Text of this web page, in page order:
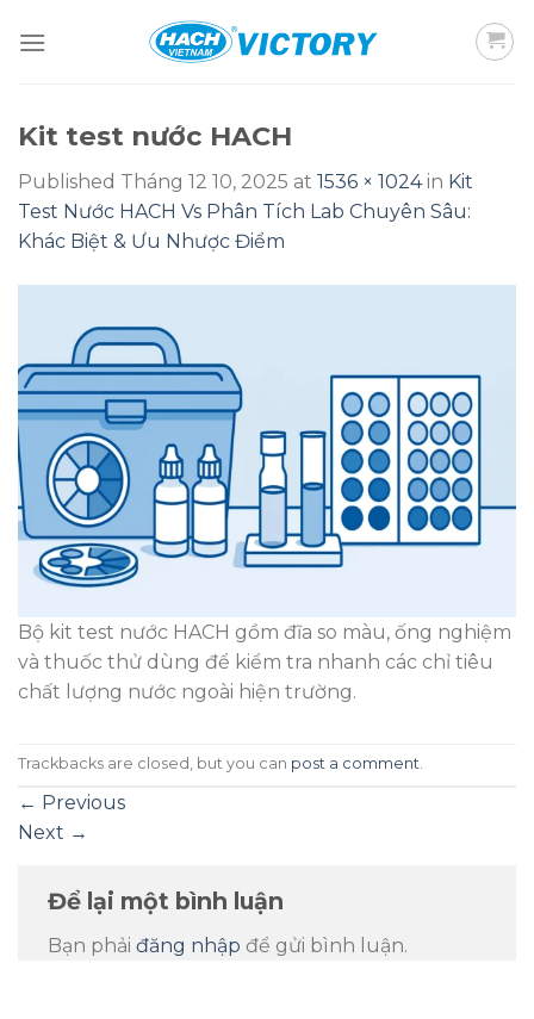
Kit test nước HACH
Published Tháng 12 10, 2025 at 1536 × 1024in Kit
Test Nước HACH Vs Phân Tích Lab Chuyên Sâu:
Khác Biệt & Ưu Nhược Điểm
Bộ kit test nước HACH gồm đĩa so màu, ống nghiệm
và thuốc thử dùng để kiểm tra nhanh các chỉ tiêu
chất lượng nước ngoài hiện trường.
Trackbacks are closed, but you can post a comment.
← Previous
Next →
Để lại một bình luận
Bạn phải đăng nhập để gửi bình luận.